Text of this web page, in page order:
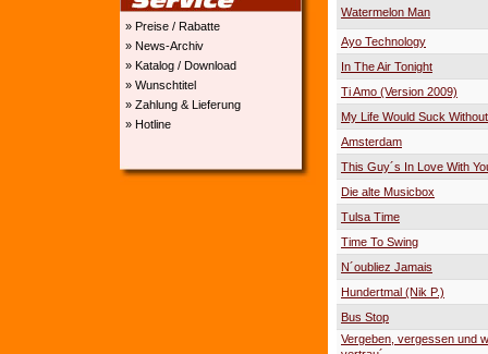
» Preise / Rabatte
» News-Archiv
» Katalog / Download
» Wunschtitel
» Zahlung & Lieferung
» Hotline
Watermelon Man
Ayo Technology
In The Air Tonight
Ti Amo (Version 2009)
My Life Would Suck
Amsterdam
This Guy´s In Love With
Die alte Musicbox
Tulsa Time
Time To Swing
N´oubliez Jamais
Hundertmal (Nik P.)
Bus Stop
Vergeben, vergessen und